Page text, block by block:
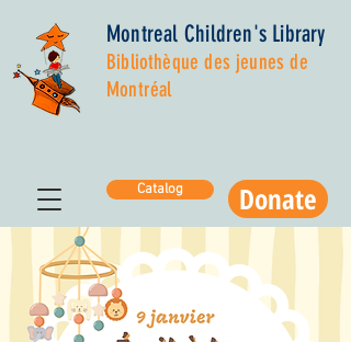
Montreal Children's Library
Bibliothèque des jeunes de
Montréal
Catalog Donate